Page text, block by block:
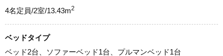
4名定員/2室/13.43m2
ベッドタイプ
ベッド2台、ソファーベッド1台、プルマンベッド1台